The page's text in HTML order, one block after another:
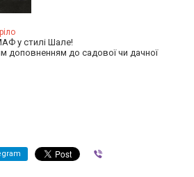
у стилі Шале!
доповненням до садової чи дачної